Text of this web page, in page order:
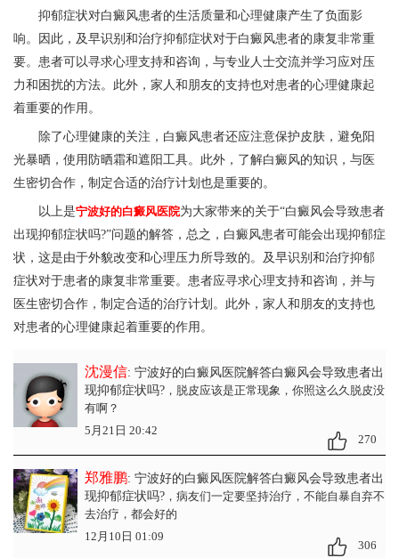
抑郁症状对白癜风患者的生活质量和心理健康产生了负面影
响。因此，及早识别和治疗抑郁症状对于白癜风患者的康复非常重
要。患者可以寻求心理支持和咨询，与专业人士交流并学习应对压
力和困扰的方法。此外，家人和朋友的支持也对患者的心理健康起
着重要的作用。
除了心理健康的关注，白癜风患者还应注意保护皮肤，避免阳
光暴晒，使用防晒霜和遮阳工具。此外，了解白癜风的知识，与医
生密切合作，制定合适的治疗计划也是重要的。
以上是宁波好的白癜风医院为大家带来的关于“白癜风会导致患者
出现抑郁症状吗?”问题的解答，总之，白癜风患者可能会出现抑郁症
状，这是由于外貌改变和心理压力所导致的。及早识别和治疗抑郁
症状对于患者的康复非常重要。患者应寻求心理支持和咨询，并与
医生密切合作，制定合适的治疗计划。此外，家人和朋友的支持也
对患者的心理健康起着重要的作用。
沈漫信: 宁波好的白癜风医院解答白癜风会导致患者出
现抑郁症状吗?，脱皮应该是正常现象，你照这么久脱皮没
有啊？
5月21日 20:42
270
郑雅鹏: 宁波好的白癜风医院解答白癜风会导致患者出
现抑郁症状吗?，病友们一定要坚持治疗，不能自暴自弃不
去治疗，都会好的
12月10日 01:09
306